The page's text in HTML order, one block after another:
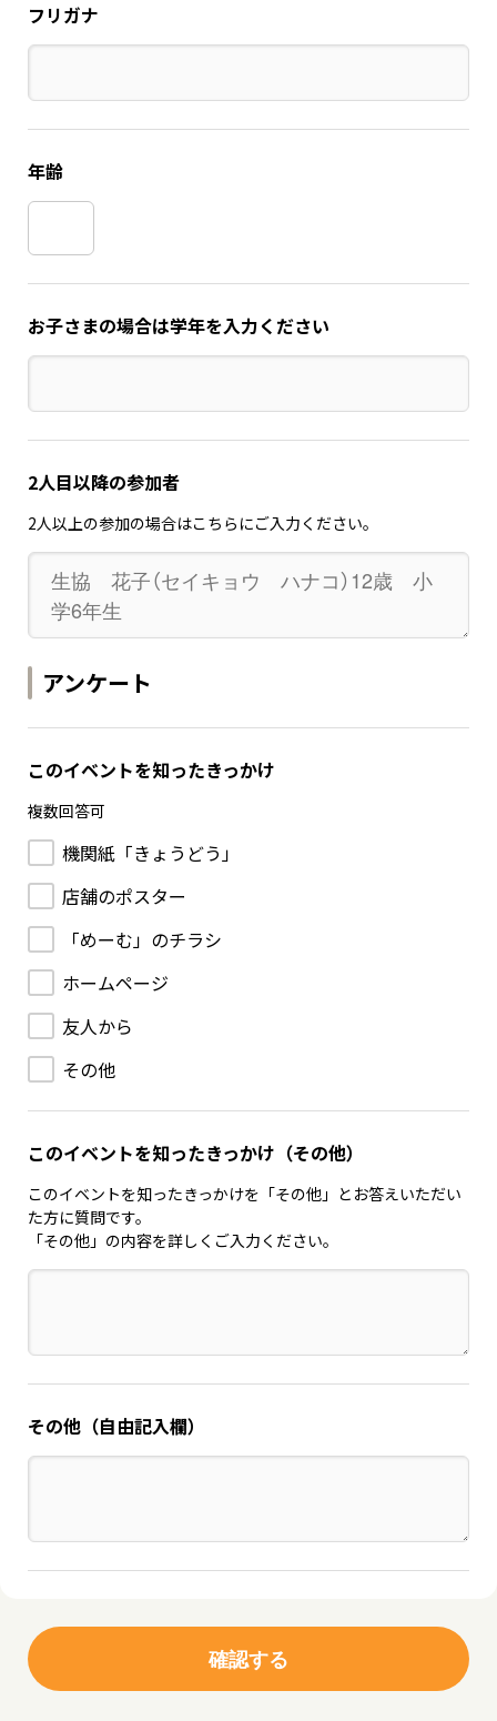
フリガナ
年齢
お子さまの場合は学年を入力ください
2人目以降の参加者
2人以上の参加の場合はこちらにご入力ください。
アンケート
このイベントを知ったきっかけ
複数回答可
機関紙「きょうどう」
店舗のポスター
「めーむ」のチラシ
ホームページ
友人から
その他
このイベントを知ったきっかけ（その他）
このイベントを知ったきっかけを「その他」とお答えいただい
た方に質問です。
「その他」の内容を詳しくご入力ください。
その他（自由記入欄）